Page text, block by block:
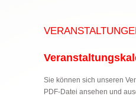
Sie können sich unseren
PDF-Datei ansehen und